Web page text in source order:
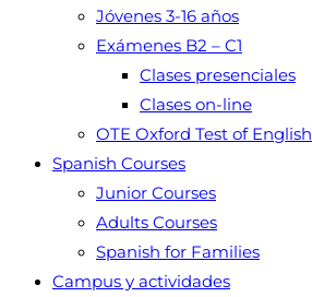
Jóvenes 3-16 años
Exámenes B2 – C1
Clases presenciales
Clases on-line
OTE Oxford Test of English
Spanish Courses
Junior Courses
Adults Courses
Spanish for Families
Campus y actividades